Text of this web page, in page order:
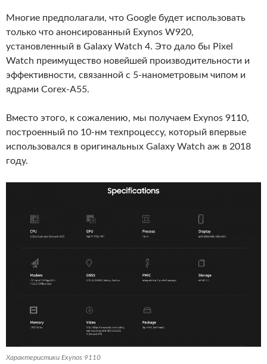
Многие предполагали, что Google будет использовать
только что анонсированный Exynos W920,
установленный в Galaxy Watch 4. Это дало бы Pixel
Watch преимущество новейшей производительности и
эффективности, связанной с 5-нанометровым чипом и
ядрами Corex-A55.
Вместо этого, к сожалению, мы получаем Exynos 9110,
построенный по 10-нм техпроцессу, который впервые
использовался в оригинальных Galaxy Watch аж в 2018
году.
Характеристики Exynos 9110